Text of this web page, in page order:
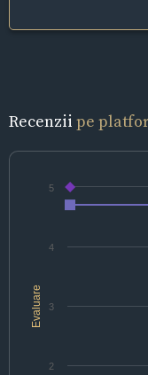
Recenzii pe
Evaluare
2
3
4
5